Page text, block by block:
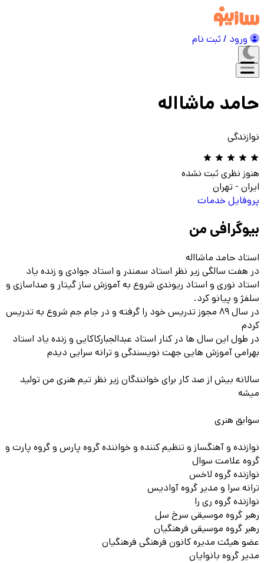
ورود / ثبت نام
حامد ماشااله
نوازندگی
هنوز نظری ثبت نشده
ایران - تهران
پروفایل خدمات
بیوگرافی من
استاد حامد ماشااله
در هفت سالگی زیر نظر استاد سمندر و استاد جوادی و زنده یاد
استاد نوری و استاد ریوندی شروع به آموزش ساز گیتار و صداسازی و
سلفژ و پیانو کرد.
در سال ۸۹ مجوز تدریس خود را گرفته و در جام جم شروع به تدریس
کردم
در طول این سال ها در کنار استاد عبدالجبارکاکایی و زنده یاد استاد
بهرامی آموزش هایی جهت نویسندگی و ترانه سرایی دیدم
سالانه بیش از صد کار برای خوانندگان زیر نظر تیم هنری من تولید
میشه
سوابق هنری
نوازنده و آهنگساز و تنظیم کننده و خواننده گروه پارس و گروه پارت و
گروه علامت سوال
نوازنده گروه لاخس
ترانه سرا و مدیر گروه آوادیس
نوازنده گروه ری را
رهبر گروه موسیقی سرخ سل
رهبر گروه موسیقی فرهنگیان
عضو هیئت مدیره کانون فرهنگی فرهنگیان
مدیر گروه بانوایان